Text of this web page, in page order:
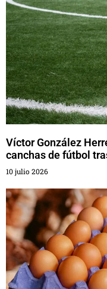
Víctor González
canchas de fútbol
10 julio 2026